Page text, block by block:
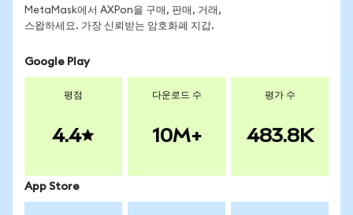
MetaMask에서 AXPon을 구매, 판매, 거래,
스왑하세요. 가장 신뢰받는 암호화폐 지갑.
Google Play
평점
4.4
다운로드 수
10M+
평가 수
483.8K
App Store